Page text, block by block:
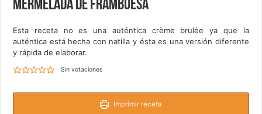
mermelada de frambuesa
Esta receta no es una auténtica crème brulée ya que la
auténtica está hecha con natilla y ésta es una versión diferente
y rápida de elaborar.
Sin votaciones
Imprimir receta